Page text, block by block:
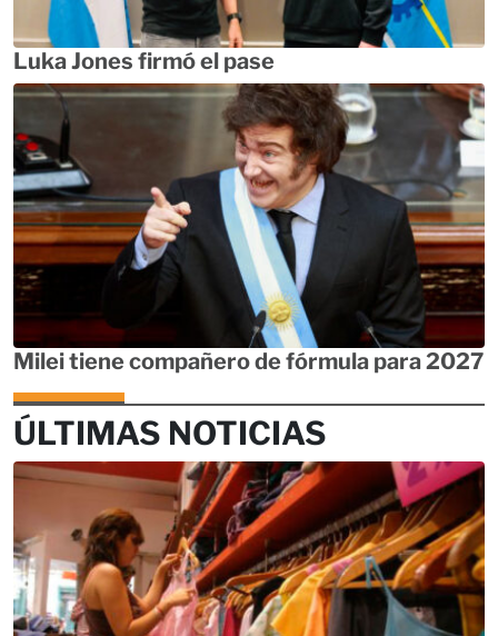
Luka Jones firmó el pase
Milei tiene compañero de fórmula para 2027
ÚLTIMAS NOTICIAS